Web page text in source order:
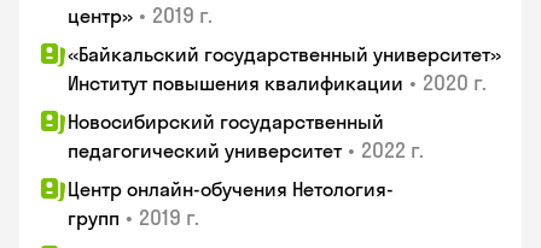
центр» • 2019 г.
«Байкальский государственный университет»
Институт повышения квалификации • 2020 г.
Новосибирский государственный
педагогический университет • 2022 г.
Центр онлайн-обучения Нетология-
групп • 2019 г.